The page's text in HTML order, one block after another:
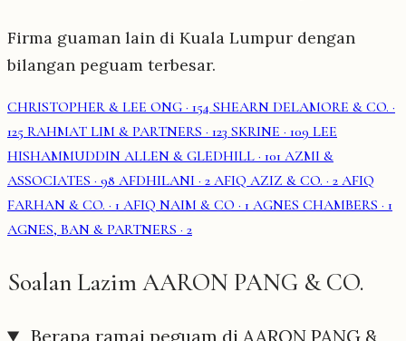
Firma guaman lain di Kuala Lumpur dengan
bilangan peguam terbesar.
CHRISTOPHER & LEE ONG · 154 SHEARN DELAMORE & CO. ·
125 RAHMAT LIM & PARTNERS · 123 SKRINE · 109 LEE
HISHAMMUDDIN ALLEN & GLEDHILL · 101 AZMI &
ASSOCIATES · 98 AFDHILANI · 2 AFIQ AZIZ & CO. · 2 AFIQ
FARHAN & CO. · 1 AFIQ NAIM & CO · 1 AGNES CHAMBERS · 1
AGNES, BAN & PARTNERS · 2
Soalan Lazim AARON PANG & CO.
Berapa ramai peguam di AARON PANG &